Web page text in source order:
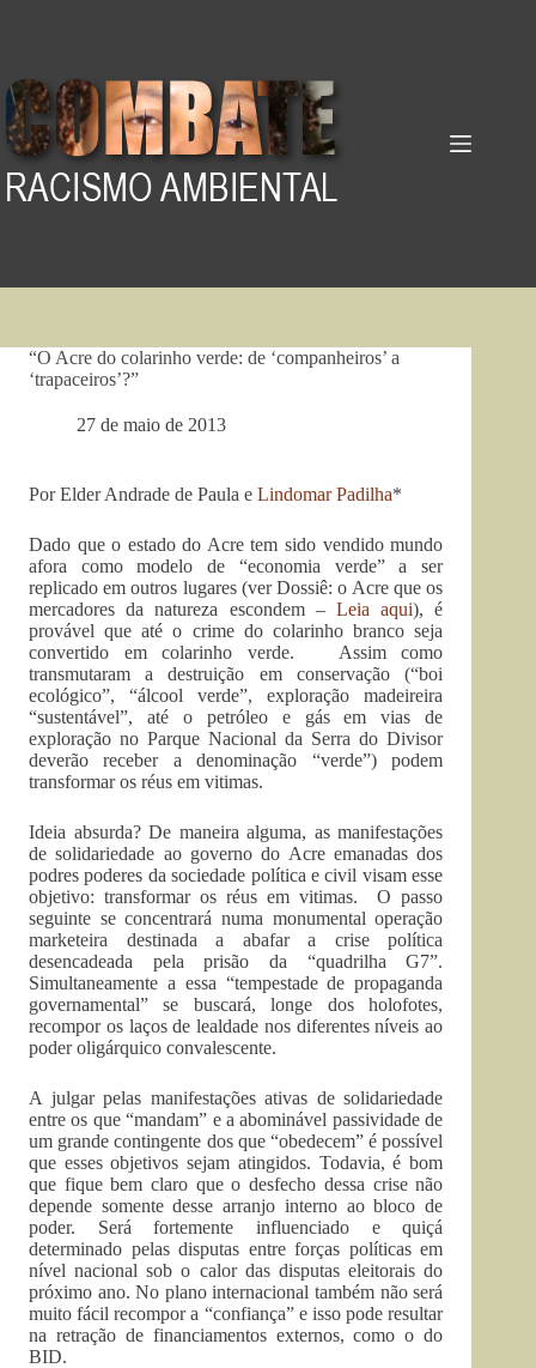
“O Acre do colarinho verde: de ‘companheiros’ a
‘trapaceiros’?”
27 de maio de 2013
Por Elder Andrade de Paula e Lindomar Padilha*
Dado que o estado do Acre tem sido vendido mundo
afora como modelo de “economia verde” a ser
replicado em outros lugares (ver Dossiê: o Acre que os
mercadores da natureza escondem – Leia aqui), é
provável que até o crime do colarinho branco seja
convertido em colarinho verde. Assim como
transmutaram a destruição em conservação (“boi
ecológico”, “álcool verde”, exploração madeireira
“sustentável”, até o petróleo e gás em vias de
exploração no Parque Nacional da Serra do Divisor
deverão receber a denominação “verde”) podem
transformar os réus em vitimas.
Ideia absurda? De maneira alguma, as manifestações
de solidariedade ao governo do Acre emanadas dos
podres poderes da sociedade política e civil visam esse
objetivo: transformar os réus em vitimas. O passo
seguinte se concentrará numa monumental operação
marketeira destinada a abafar a crise política
desencadeada pela prisão da “quadrilha G7”.
Simultaneamente a essa “tempestade de propaganda
governamental” se buscará, longe dos holofotes,
recompor os laços de lealdade nos diferentes níveis ao
poder oligárquico convalescente.
A julgar pelas manifestações ativas de solidariedade
entre os que “mandam” e a abominável passividade de
um grande contingente dos que “obedecem” é possível
que esses objetivos sejam atingidos. Todavia, é bom
que fique bem claro que o desfecho dessa crise não
depende somente desse arranjo interno ao bloco de
poder. Será fortemente influenciado e quiçá
determinado pelas disputas entre forças políticas em
nível nacional sob o calor das disputas eleitorais do
próximo ano. No plano internacional também não será
muito fácil recompor a “confiança” e isso pode resultar
na retração de financiamentos externos, como o do
BID.